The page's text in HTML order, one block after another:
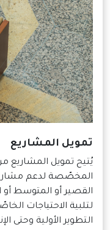
تمويل المشاريع
يُتيح تمويل المشاريع
المخصّصة لدعم مشاريع
القصير أو المتوسط أو
لتلبية الاحتياجات
التطوير الأولية وحتى